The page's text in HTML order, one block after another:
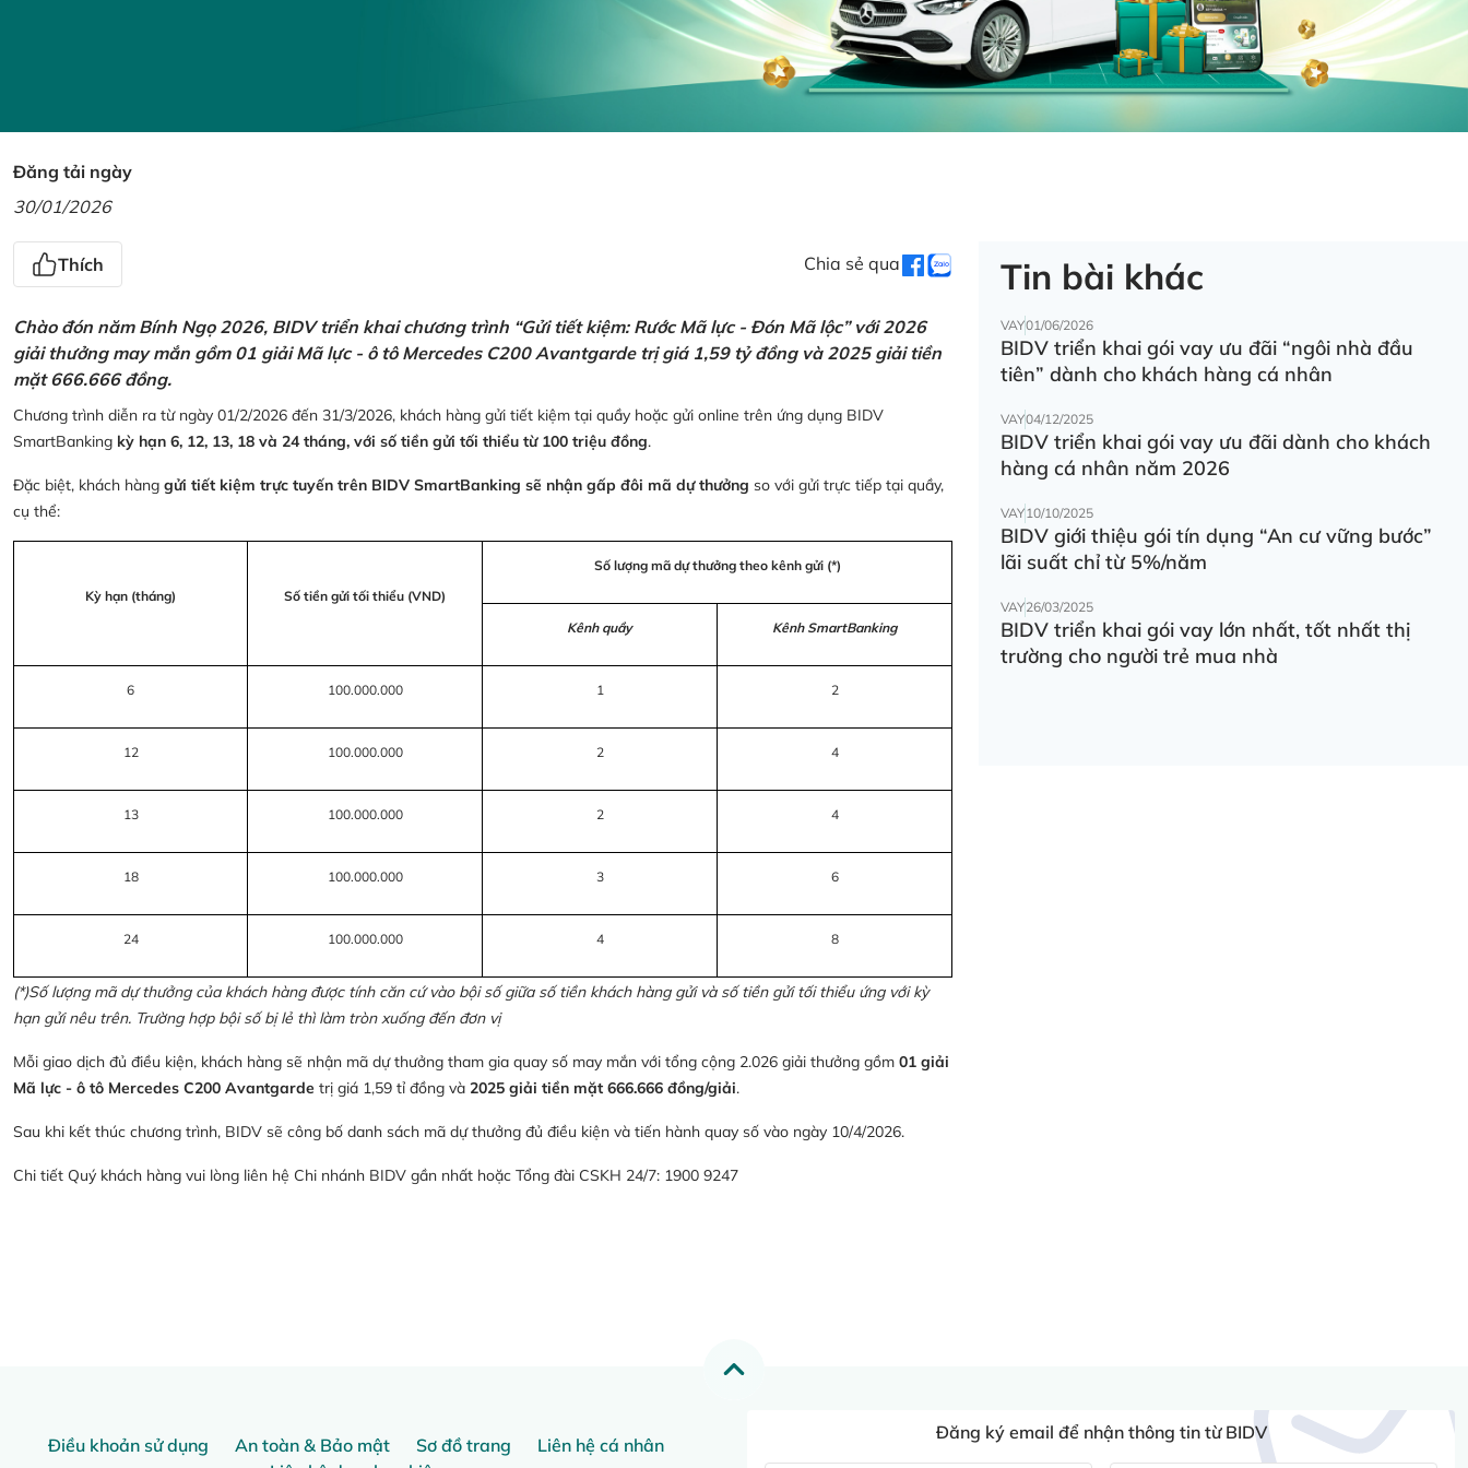
Đăng tải ngày
30/01/2026
Thích Chia sẻ qua
Chào đón năm Bính Ngọ 2026, BIDV triển khai chương trình “Gửi tiết kiệm: Rước Mã lực - Đón Mã lộc” với 2026
giải thưởng may mắn gồm 01 giải Mã lực - ô tô Mercedes C200 Avantgarde trị giá 1,59 tỷ đồng và 2025 giải tiền
mặt 666.666 đồng.
Chương trình diễn ra từ ngày 01/2/2026 đến 31/3/2026, khách hàng gửi tiết kiệm tại quầy hoặc gửi online trên ứng dụng BIDV
SmartBanking kỳ hạn 6, 12, 13, 18 và 24 tháng, với số tiền gửi tối thiểu từ 100 triệu đồng.
Đặc biệt, khách hàng gửi tiết kiệm trực tuyến trên BIDV SmartBanking sẽ nhận gấp đôi mã dự thưởng so với gửi trực tiếp tại quầy,
cụ thể:
Kỳ hạn (tháng) Số tiền gửi tối thiểu (VND)
Số lượng mã dự thưởng theo kênh gửi (*)
Kênh quầy Kênh SmartBanking
6 100.000.000 1 2
12 100.000.000 2 4
13 100.000.000 2 4
18 100.000.000 3 6
24 100.000.000 4 8
(*)Số lượng mã dự thưởng của khách hàng được tính căn cứ vào bội số giữa số tiền khách hàng gửi và số tiền gửi tối thiểu ứng với kỳ
hạn gửi nêu trên. Trường hợp bội số bị lẻ thì làm tròn xuống đến đơn vị
Mỗi giao dịch đủ điều kiện, khách hàng sẽ nhận mã dự thưởng tham gia quay số may mắn với tổng cộng 2.026 giải thưởng gồm 01 giải
Mã lực - ô tô Mercedes C200 Avantgarde trị giá 1,59 tỉ đồng và 2025 giải tiền mặt 666.666 đồng/giải.
Sau khi kết thúc chương trình, BIDV sẽ công bố danh sách mã dự thưởng đủ điều kiện và tiến hành quay số vào ngày 10/4/2026.
Chi tiết Quý khách hàng vui lòng liên hệ Chi nhánh BIDV gần nhất hoặc Tổng đài CSKH 24/7: 1900 9247
Tin bài khác
VAY01/06/2026
BIDV triển khai gói vay ưu đãi “ngôi nhà đầu
tiên” dành cho khách hàng cá nhân
VAY04/12/2025
BIDV triển khai gói vay ưu đãi dành cho khách
hàng cá nhân năm 2026
VAY10/10/2025
BIDV giới thiệu gói tín dụng “An cư vững bước”
lãi suất chỉ từ 5%/năm
VAY26/03/2025
BIDV triển khai gói vay lớn nhất, tốt nhất thị
trường cho người trẻ mua nhà
Điều khoản sử dụng An toàn & Bảo mật Sơ đồ trang
Liên hệ cá nhân
Đăng ký email để nhận thông tin từ BIDV